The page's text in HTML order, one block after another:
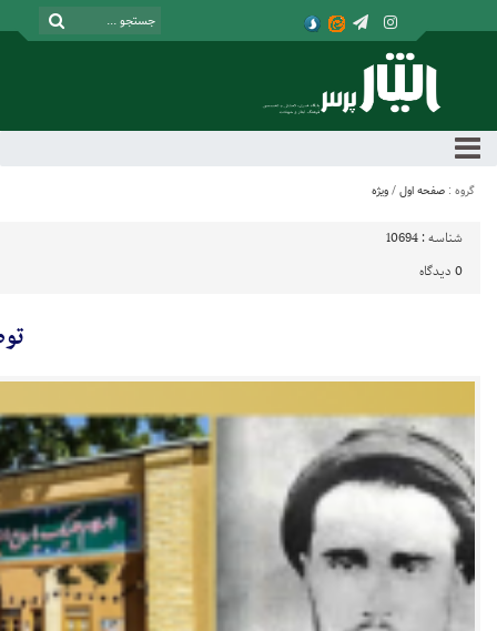
گروه : صفحه اول / ویژه
شناسه : 10694
0 دیدگاه